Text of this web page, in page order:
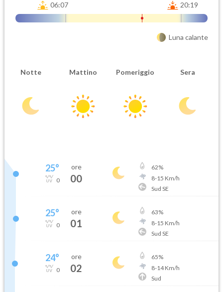
06:07 20:19
Luna calante
Notte Mattino Pomeriggio Sera
25°
0
ore
00
62%
8-15 Km/h
Sud SE
25°
0
ore
01
63%
8-15 Km/h
Sud SE
24°
0
ore
02
65%
8-14Km/h
Sud